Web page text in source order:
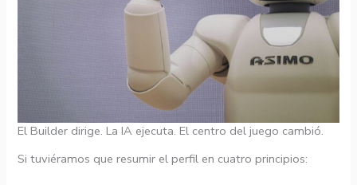
El Builder dirige. La IA ejecuta. El centro del juego cambió.
Si tuviéramos que resumir el perfil en cuatro principios: